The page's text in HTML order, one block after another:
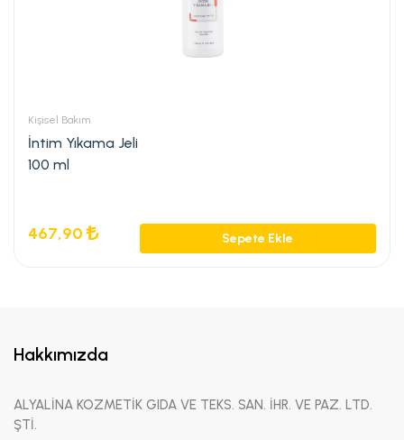
Kişisel Bakım
İntim Yıkama Jeli
100 ml
467,90 Sepete Ekle
Hakkımızda
ALYALİNA KOZMETİK GIDA VE TEKS. SAN. İHR. VE PAZ. LTD.
ŞTİ.